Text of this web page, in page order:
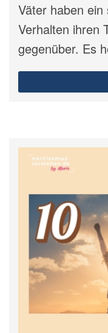
Väter haben ein
Verhalten ihren
gegenüber. Es